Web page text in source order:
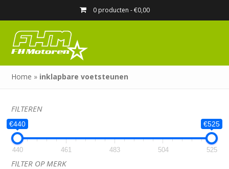
0 producten -€0,00
Home » inklapbare voetsteunen
FILTEREN
€440 €525
440 461 483 504 525
FILTER OP MERK